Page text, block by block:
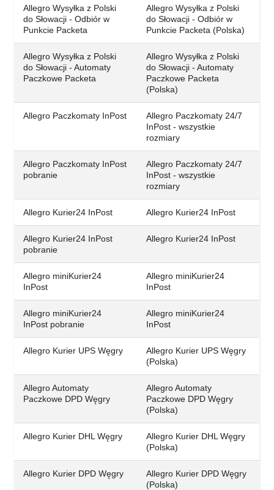
Allegro Wysyłka z Polski
do Słowacji - Odbiór w
Punkcie Packeta
Allegro Wysyłka z Polski
do Słowacji - Odbiór w
Punkcie Packeta (Polska)
Allegro Wysyłka z Polski
do Słowacji - Automaty
Paczkowe Packeta
Allegro Wysyłka z Polski
do Słowacji - Automaty
Paczkowe Packeta
(Polska)
Allegro Paczkomaty InPost
Allegro Paczkomaty 24/7
InPost - wszystkie
rozmiary
Allegro Paczkomaty InPost
pobranie
Allegro Paczkomaty 24/7
InPost - wszystkie
rozmiary
Allegro Kurier24 InPost Allegro Kurier24 InPost
Allegro Kurier24 InPost
pobranie
Allegro Kurier24 InPost
Allegro miniKurier24
InPost
Allegro miniKurier24
InPost
Allegro miniKurier24
InPost pobranie
Allegro miniKurier24
InPost
Allegro Kurier UPS Węgry
Allegro Kurier UPS Węgry
(Polska)
Allegro Automaty
Paczkowe DPD Węgry
Allegro Automaty
Paczkowe DPD Węgry
(Polska)
Allegro Kurier DHL Węgry
Allegro Kurier DHL Węgry
(Polska)
Allegro Kurier DPD Węgry
Allegro Kurier DPD Węgry
(Polska)